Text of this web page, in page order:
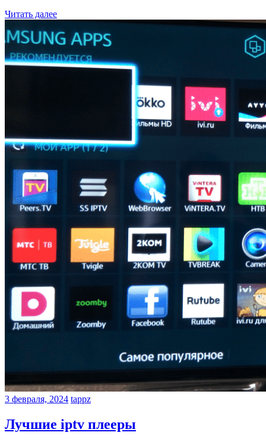
Читать далее
3 февраля, 2024 tappz
Лучшие iptv плееры